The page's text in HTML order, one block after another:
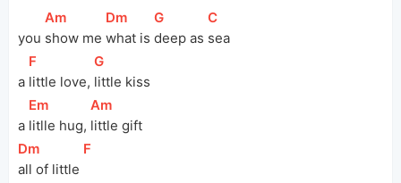
you
[
Am
show me
[Dm
what is
[
G
deep as
[
C
sea
a
[F
little love,
[
G
little kiss
a
[Em
litlle hug,
[
Am
little gift
[Dm
all of little
[F